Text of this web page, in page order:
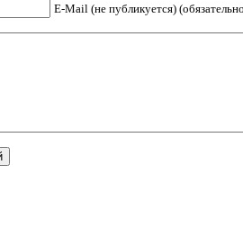
E-Mail (не публикуется)